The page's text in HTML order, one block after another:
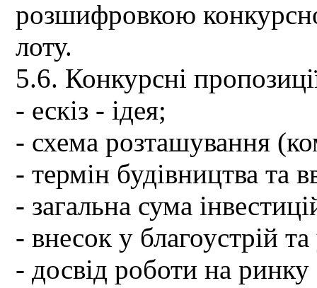
розшифровкою
лоту.
5.6. Конкурсні
- ескіз - ідея;
- схема розташування
- термін будівництва та
- загальна сума
- внесок у благоустрій
- досвід роботи на ринку